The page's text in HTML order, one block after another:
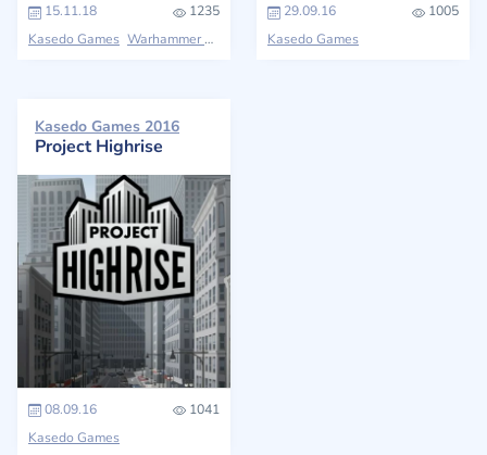
15.11.18
1235
Kasedo Games Warhammer 40,000
29.09.16
1005
Kasedo Games
Kasedo Games 2016
Project Highrise
08.09.16
1041
Kasedo Games